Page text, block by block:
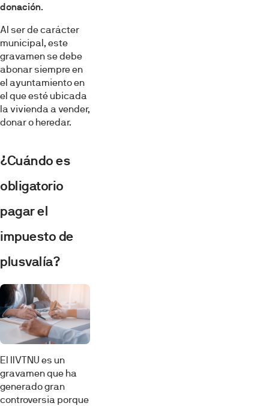
donación.
Al ser de carácter
municipal, este
gravamen se debe
abonar siempre en
el ayuntamiento en
el que esté ubicada
la vivienda a vender,
donar o heredar.
¿Cuándo es
obligatorio
pagar el
impuesto de
plusvalía?
El IIVTNU es un
gravamen que ha
generado gran
controversia porque